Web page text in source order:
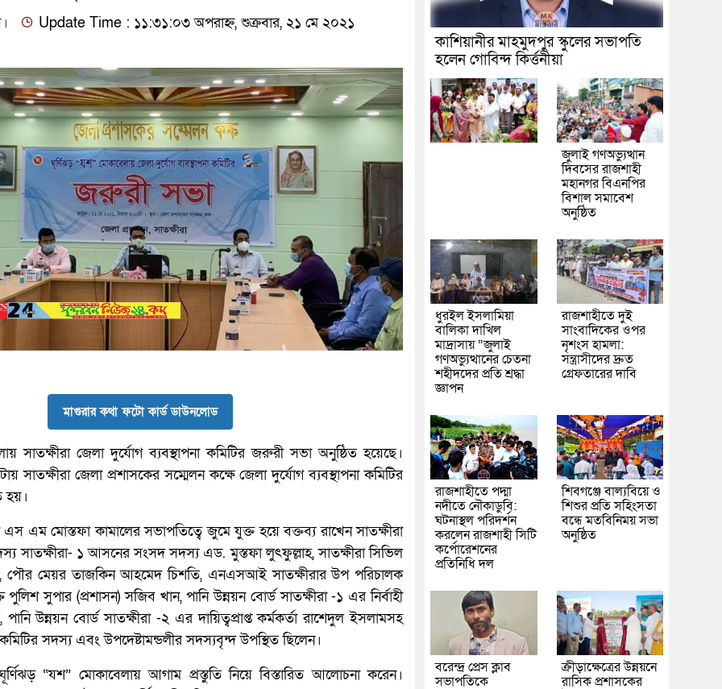
Update Time : ১১:৩১:০৩ অপরাহ্ন, শুক্রবার, ২১ মে ২০২১
মাগুরার কথা ফটো কার্ড ডাউনলোড
সাতক্ষীরা জেলা দুর্যোগ ব্যবস্থাপনা কমিটির জরুরী সভা অনুষ্ঠিত হয়েছে।
সাতক্ষীরা জেলা প্রশাসকের সম্মেলন কক্ষে জেলা দুর্যোগ ব্যবস্থাপনা কমিটির
হয়।
এস এম মোস্তফা কামালের সভাপতিত্বে জুমে যুক্ত হয়ে বক্তব্য রাখেন সাতক্ষীরা
সাতক্ষীরা- ১ আসনের সংসদ সদস্য এড. মুস্তফা লুৎফুল্লাহ, সাতক্ষীরা সিভিল
পৌর মেয়র তাজকিন আহমেদ চিশতি, এনএসআই সাতক্ষীরার উপ পরিচালক
সুপার (প্রশাসন) সজিব খান, পানি উন্নয়ন বোর্ড সাতক্ষীরা -১ এর নির্বাহী
উন্নয়ন বোর্ড সাতক্ষীরা -২ এর দায়িত্বপ্রাপ্ত কর্মকর্তা রাশেদুল ইসলামসহ
সদস্য এবং উপদেষ্টামন্ডলীর সদস্যবৃন্দ উপস্থিত ছিলেন।
“যশ” মোকাবেলায় আগাম প্রস্তুতি নিয়ে বিস্তারিত আলোচনা করেন।
কাশিয়ানীর মাহমুদপুর স্কুলের সভাপতি
হলেন গোবিন্দ কির্ত্তনীয়া
জুলাই গণঅভ্যুত্থান
দিবসের রাজশাহী
মহানগর বিএনপির
বিশাল সমাবেশ
অনুষ্ঠিত
ধুরইল ইসলামিয়া
বালিকা দাখিল
মাদ্রাসায় “জুলাই
গণঅভ্যুত্থানের চেতনা
শহীদদের প্রতি শ্রদ্ধা
জ্ঞাপন
রাজশাহীতে দুই
সাংবাদিকের ওপর
নৃশংস হামলা:
সন্ত্রাসীদের দ্রুত
গ্রেফতারের দাবি
রাজশাহীতে পদ্মা
নদীতে নৌকাডুবি:
ঘটনাস্থল পরিদর্শন
করলেন রাজশাহী সিটি
কর্পোরেশনের
প্রতিনিধি দল
শিবগঞ্জে বাল্যবিয়ে ও
শিশুর প্রতি সহিংসতা
বন্ধে মতবিনিময় সভা
অনুষ্ঠিত
বরেন্দ্র প্রেস ক্লাব
সভাপতিকে
ক্রীড়াক্ষেত্রের উন্নয়নে
রাসিক প্রশাসকের